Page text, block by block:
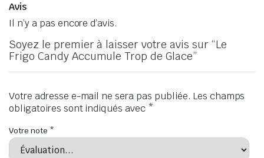
Avis
Il n’y a pas encore d’avis.
Soyez le premier à laisser votre avis sur “Le
Frigo Candy Accumule Trop de Glace”
Votre adresse e-mail ne sera pas publiée. Les champs
obligatoires sont indiqués avec *
Votre note *